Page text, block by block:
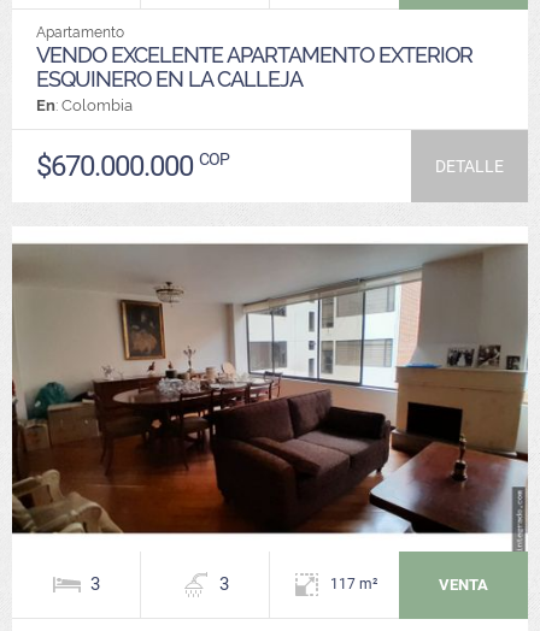
Apartamento
VENDO EXCELENTE APARTAMENTO EXTERIOR
ESQUINERO EN LA CALLEJA
En: Colombia
$670.000.000 COP DETALLE
3 3 117 m² VENTA